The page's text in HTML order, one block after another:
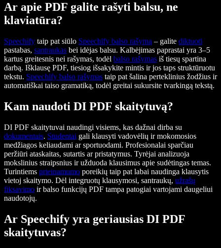
Ar apie PDF galite rašyti balsu, ne
klaviatūra?
Speechify taip pat siūlo Speechify balso rašymą – galite diktuoti
pastabas, santraukas bei idėjas balsu. Kalbėjimas paprastai yra 3–5
kartus greitesnis nei rašymas, todėl balso rašymas iš tiesų spartina
darbą. Išklausę PDF, tiesiog išsakykite mintis ir jos taps struktūruotu
tekstu. Speechify balso rašymas taip pat šalina perteklinius žodžius ir
automatiškai taiso gramatiką, todėl greitai sukursite tvarkingą tekstą.
Kam naudoti DI PDF skaitytuvą?
DI PDF skaitytuvai naudingi visiems, kas dažnai dirba su
dokumentais. Studentai gali klausyti vadovėlių ir mokomosios
medžiagos keliaudami ar sportuodami. Profesionalai sparčiau
peržiūri ataskaitas, sutartis ar pristatymus. Tyrėjai analizuoja
mokslinius straipsnius ir užduoda klausimus apie sudėtingas temas.
Turintiems prieinamumo poreikių taip pat labai naudinga klausytis
vietoj skaitymo. Dėl integruotų klausymosi, santraukų, užrašų
fiksavimo ir balso funkcijų PDF tampa patogiai vartojami daugeliui
naudotojų.
Ar Speechify yra geriausias DI PDF
skaitytuvas?